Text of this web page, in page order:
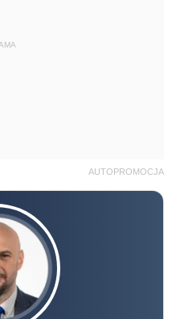
AUTOPROMOCJA